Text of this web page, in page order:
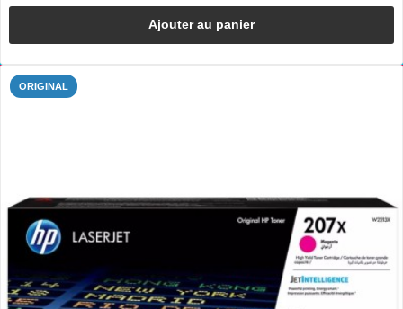
Ajouter au panier
ORIGINAL